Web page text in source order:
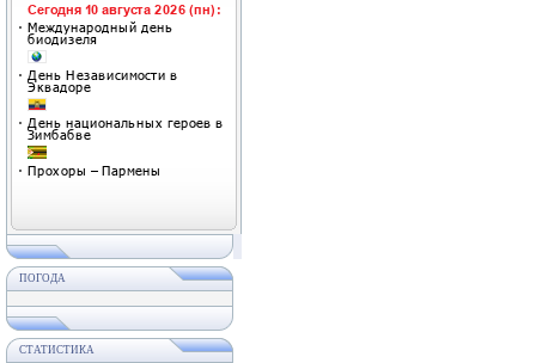
ПОГОДА
СТАТИСТИКА